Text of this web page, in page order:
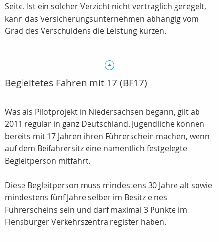
Seite. Ist ein solcher Verzicht nicht vertraglich geregelt,
kann das Versicherungsunternehmen abhängig vom
Grad des Verschuldens die Leistung kürzen.
Begleitetes Fahren mit 17 (BF17)
Was als Pilotprojekt in Niedersachsen begann, gilt ab
2011 regulär in ganz Deutschland. Jugendliche können
bereits mit 17 Jahren ihren Führerschein machen, wenn
auf dem Beifahrersitz eine namentlich festgelegte
Begleitperson mitfährt.
Diese Begleitperson muss mindestens 30 Jahre alt sowie
mindestens fünf Jahre selber im Besitz eines
Führerscheins sein und darf maximal 3 Punkte im
Flensburger Verkehrszentralregister haben.